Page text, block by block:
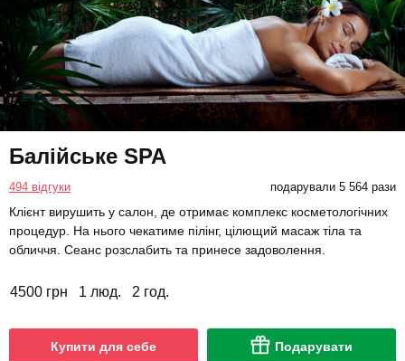
Балійське SPA
494 відгуки подарували 5 564 рази
Клієнт вирушить у салон, де отримає комплекс косметологічних
процедур. На нього чекатиме пілінг, цілющий масаж тіла та
обличчя. Сеанс розслабить та принесе задоволення.
4500 грн 1 люд. 2 год.
Купити для себе Подарувати